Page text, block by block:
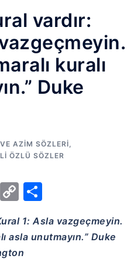
vardır:
kuralı
Duke
AZIM SÖZLERI
ÖZLÜ SÖZLER
Email
Copy
1: Asla vazgeçmeyin.
asla unutmayın.” Duke